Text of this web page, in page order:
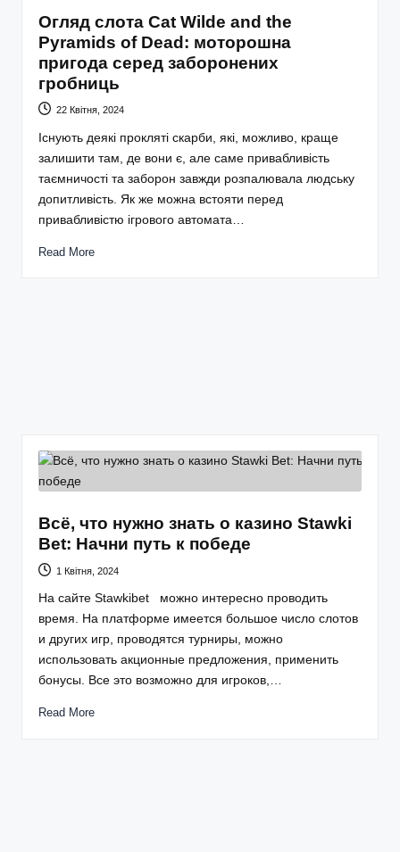
Огляд слота Cat Wilde and the
Pyramids of Dead: моторошна
пригода серед заборонених
гробниць
22 Квітня, 2024
Існують деякі прокляті скарби, які, можливо, краще
залишити там, де вони є, але саме привабливість
таємничості та заборон завжди розпалювала людську
допитливість. Як же можна встояти перед
привабливістю ігрового автомата…
Read More
Всё, что нужно знать о казино Stawki
Bet: Начни путь к победе
1 Квітня, 2024
На сайте Stawkibet можно интересно проводить
время. На платформе имеется большое число слотов
и других игр, проводятся турниры, можно
использовать акционные предложения, применить
бонусы. Все это возможно для игроков,…
Read More